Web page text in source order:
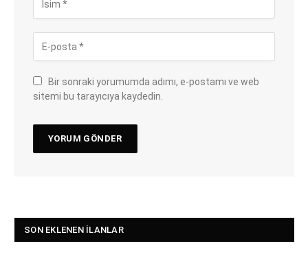
Bir sonraki yorumumda adımı, e-postamı ve web
sitemi bu tarayıcıya kaydedin.
SON EKLENEN İLANLAR